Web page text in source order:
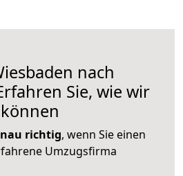
nach
Sie, wie wir
richtig, wenn Sie einen
Umzugsfirma